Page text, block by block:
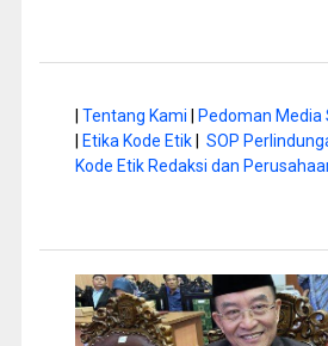
Tentang Kami Pedoman Media
Etika Kode Etik| SOP
Kode Etik Redaksi dan